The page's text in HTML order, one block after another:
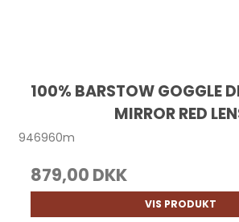
100% BARSTOW GOGGLE
MIRROR RED
946960m
879,00 DKK
VIS PRODUKT